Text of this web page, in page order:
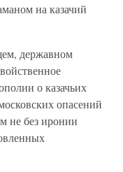
на казачий
державном
о казачьих
опасений
не без иронии